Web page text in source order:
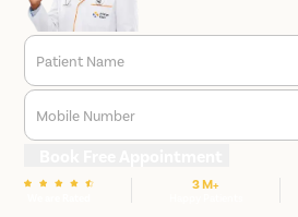
Patient Name
Mobile Number
3 M+